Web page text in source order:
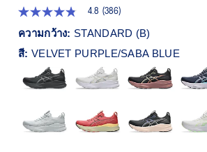
4.8
จาก
5
ดาว
ค่า
คะแนน
เฉลี่ย
Reviews.
ลิงก์
4.8 (386)
ความกว้าง: STANDARD (B)
สี: VELVET PURPLE/SABA BLUE